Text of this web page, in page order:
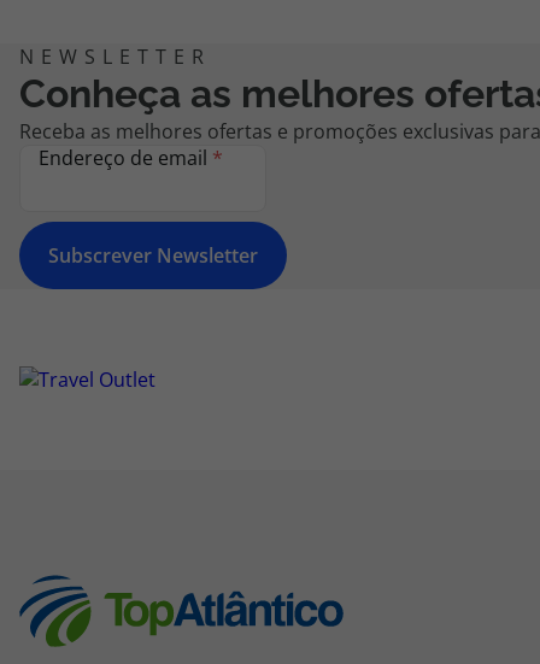
Conheça as melhores
Receba as melhores ofertas e promoções exclusivas
Endereço de email *
Subscrever Newsletter